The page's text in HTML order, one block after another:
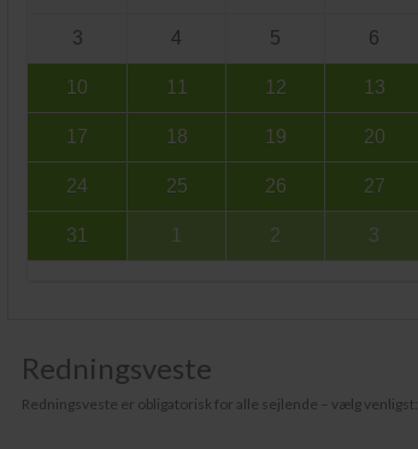
3 4 5 6
10 11 12 13
17 18 19 20
24 25 26 27
31 1 2 3
Redningsveste
Redningsveste er obligatorisk for alle sejlende – vælg venligst: